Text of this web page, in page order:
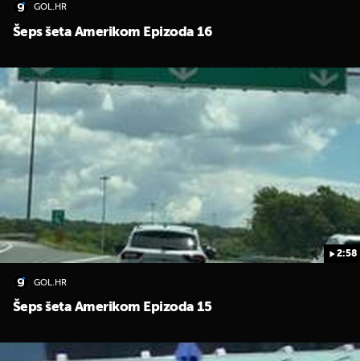
GOL.HR
Šeps šeta Amerikom Epizoda 16
2:58
GOL.HR
Šeps šeta Amerikom Epizoda 15